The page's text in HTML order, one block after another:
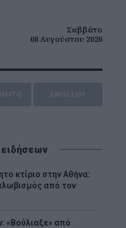
Σαββάτο
08 Αυγούστου 2026
κτίριο στην Αθήνα:
από τον
«Βούλιαξε» από